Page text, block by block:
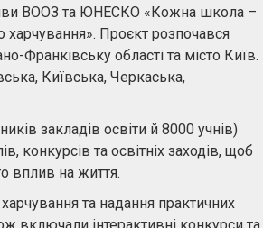
ВООЗ та ЮНЕСКО «Кожна школа –
харчування». Проєкт розпочався
Франківську області та місто Київ.
Київська, Черкаська,
закладів освіти й 8000 учнів)
конкурсів та освітніх заходів, щоб
вплив на життя.
та надання практичних
включали інтерактивні конкурси та